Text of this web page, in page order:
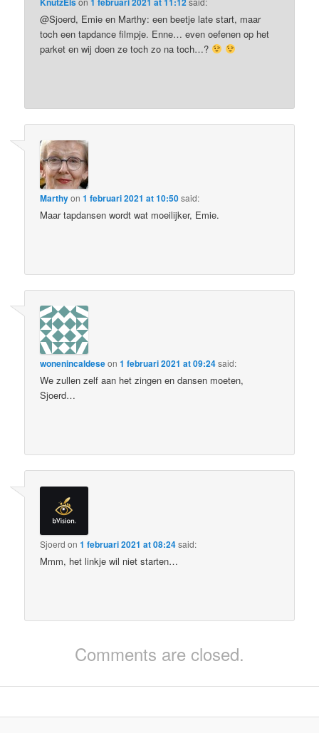
@Sjoerd, Emie en Marthy: een beetje late start, maar
toch een tapdance filmpje. Enne… even oefenen op het
parket en wij doen ze toch zo na toch…?
Marthyon1 februari 2021 at 10:50said:
Maar tapdansen wordt wat moeilijker, Emie.
wonenincaldeseon1 februari 2021 at 09:24said:
We zullen zelf aan het zingen en dansen moeten,
Sjoerd…
Sjoerd on1 februari 2021 at 08:24said:
Mmm, het linkje wil niet starten…
Comments are closed.